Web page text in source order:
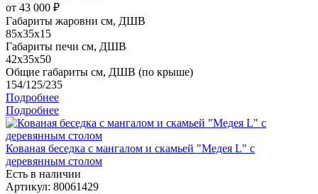
от 43 000 ₽
Габариты жаровни см, ДШВ
85x35x15
Габариты печи см, ДШВ
42x35x50
Общие габариты см, ДШВ (по крыше)
154/125/235
Подробнее
Подробнее
Кованая беседка с мангалом и скамьей "Медея L" с
деревянным столом
Есть в наличии
Артикул: 80061429